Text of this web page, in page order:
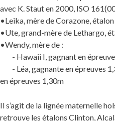
avec K. Staut en 2000, ISO
•Leika, mère de Corazone,
•Ute, grand-mère de Lethargo,
•Wendy, mère de :
- Hawaii I, gagnant en
- Léa, gagnante en épreuves
en épreuves 1,30m
Il s’agit de la lignée maternelle
retrouve les étalons Clinton,